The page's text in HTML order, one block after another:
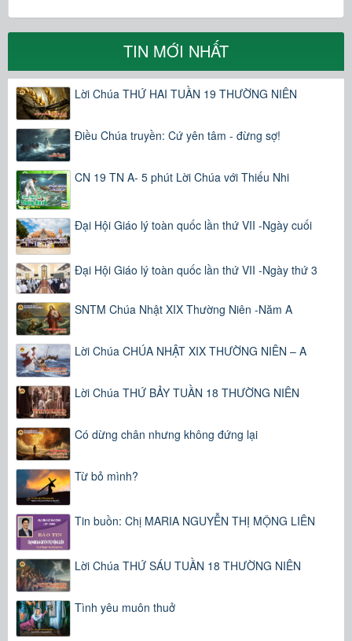
TIN MỚI NHẤT
Lời Chúa THỨ HAI TUẦN 19 THƯỜNG NIÊN
Điều Chúa truyền: Cứ yên tâm - đừng sợ!
CN 19 TN A- 5 phút Lời Chúa với Thiếu Nhi
Đại Hội Giáo lý toàn quốc lần thứ VII -Ngày cuối
Đại Hội Giáo lý toàn quốc lần thứ VII -Ngày thứ 3
SNTM Chúa Nhật XIX Thường Niên -Năm A
Lời Chúa CHÚA NHẬT XIX THƯỜNG NIÊN – A
Lời Chúa THỨ BẢY TUẦN 18 THƯỜNG NIÊN
Có dừng chân nhưng không đứng lại
Từ bỏ mình?
Tin buồn: Chị MARIA NGUYỄN THỊ MỘNG LIÊN
Lời Chúa THỨ SÁU TUẦN 18 THƯỜNG NIÊN
Tình yêu muôn thuở